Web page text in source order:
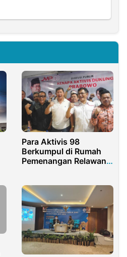
Para Aktivis 98
Berkumpul di Rumah
Pemenangan Relawan